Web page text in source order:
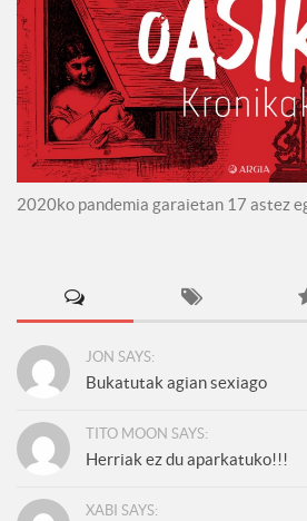
2020ko pandemia garaietan 17 astez
JON SAYS:
Bukatutak agian sexiago
TITO MOON SAYS:
Herriak ez du aparkatuko!!!
XABI SAYS: